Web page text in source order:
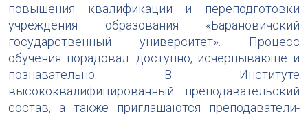
повышения квалификации и переподготовки
учреждения образования «Барановичский
государственный университет». Процесс
обучения порадовал: доступно, исчерпывающе и
познавательно. В Институте
высококвалифицированный преподавательский
состав, а также приглашаются преподаватели-